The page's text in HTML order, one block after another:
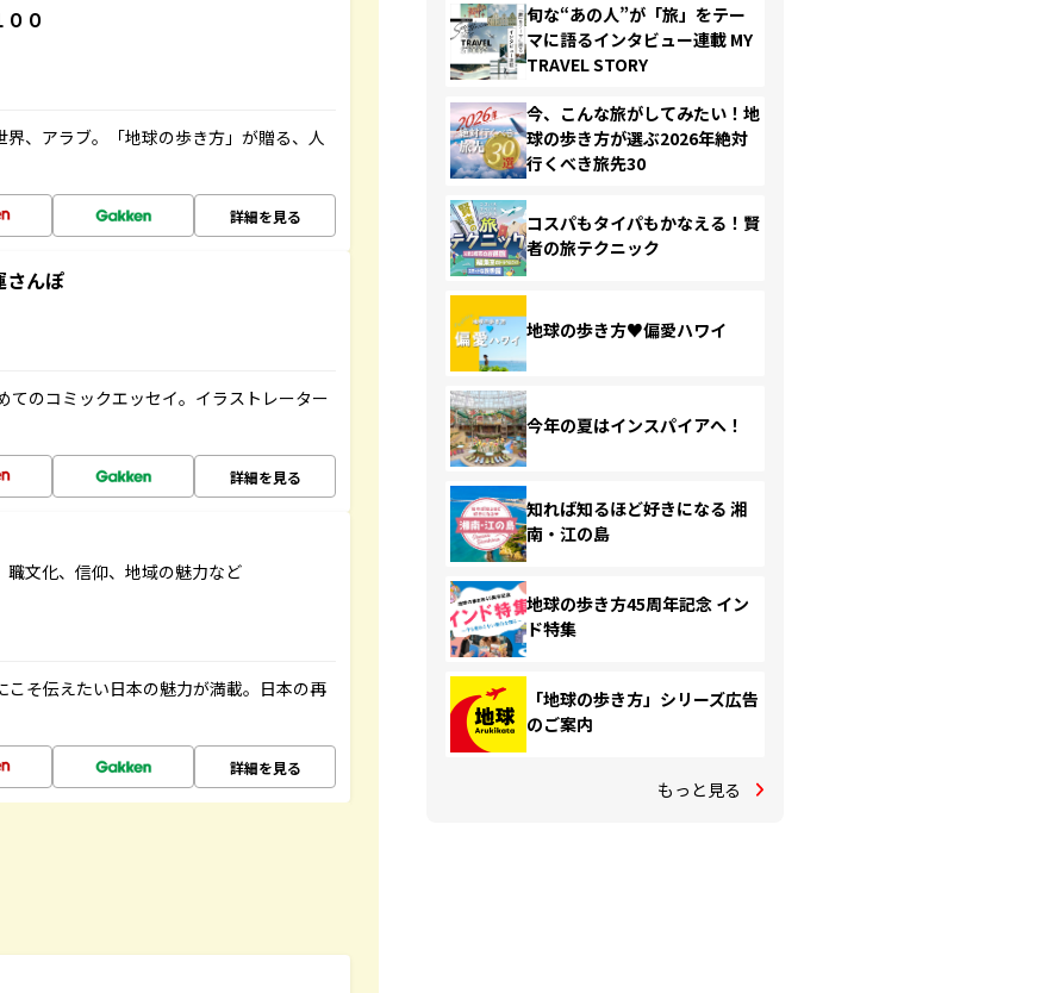
０
、アラブ。「地球の歩き方」が贈る、人
詳細を見る
んぽ
てのコミックエッセイ。イラストレーター
詳細を見る
文化、信仰、地域の魅力など
そ伝えたい日本の魅力が満載。日本の再
詳細を見る
旬な“あの人”が「旅」をテー
マに語るインタビュー連載 MY
TRAVEL STORY
今、こんな旅がしてみたい！地
球の歩き方が選ぶ2026年絶対
行くべき旅先30
コスパもタイパもかなえる！賢
者の旅テクニック
地球の歩き方♥偏愛ハワイ
今年の夏はインスパイアへ！
知れば知るほど好きになる 湘
南・江の島
地球の歩き方45周年記念 イン
ド特集
「地球の歩き方」シリーズ広告
のご案内
もっと見る